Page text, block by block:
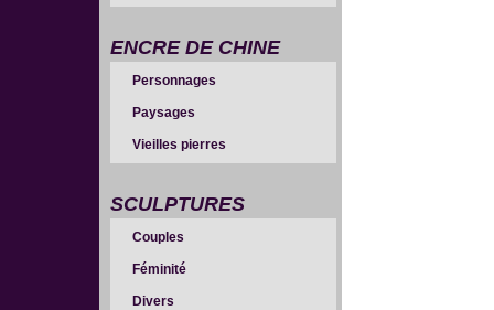
ENCRE DE CHINE
Personnages
Paysages
Vieilles pierres
SCULPTURES
Couples
Féminité
Divers